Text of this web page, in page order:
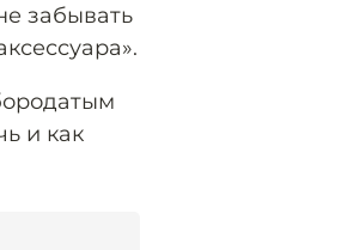
забывать
и как